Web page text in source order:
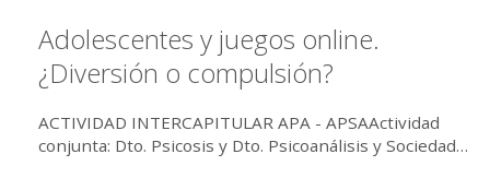
Adolescentes y juegos online.
¿Diversión o compulsión?
ACTIVIDAD INTERCAPITULAR APA - APSAActividad
conjunta: Dto. Psicosis y Dto. Psicoanálisis y Sociedad